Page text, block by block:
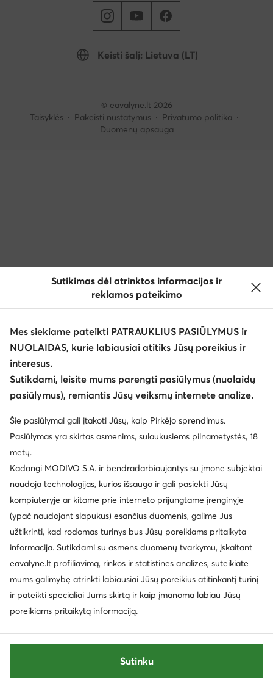
Keisti šalį: Lietuva (LT)
© eavalyne.lt 2026
Taisyklės
Pakeisti nustatymus
Privatumo politika
Duomenų apsauga
Sutikimas dėl atrinktos informacijos ir
reklamos pateikimo
Mes siekiame pateikti PATRAUKLIUS PASIŪLYMUS ir
NUOLAIDAS, kurie labiausiai atitiks Jūsų poreikius ir
interesus.
Sutikdami, leisite mums parengti pasiūlymus (nuolaidų
pasiūlymus), remiantis Jūsų veiksmų internete analize.
Šie pasiūlymai gali įtakoti Jūsų, kaip Pirkėjo sprendimus.
Pasiūlymas yra skirtas asmenims, sulaukusiems pilnametystės, 18
metų.
Kadangi MODIVO S.A. ir bendradarbiaujantys su įmone subjektai
naudoja technologijas, kurios išsaugo ir gali pasiekti Jūsų
kompiuteryje ar kitame prie interneto prijungtame įrenginyje
(ypač naudojant slapukus) esančius duomenis, galime Jus
užtikrinti, kad rodomas turinys bus Jūsų poreikiams pritaikyta
informacija. Sutikdami su asmens duomenų tvarkymu, įskaitant
eavalyne.lt profiliavimą, rinkos ir statistines analizes, suteikiate
mums galimybę atrinkti labiausiai Jūsų poreikius atitinkantį turinį
ir pateikti specialiai Jums skirtą ir kaip įmanoma labiau Jūsų
poreikiams pritaikytą informaciją.
Sutinku